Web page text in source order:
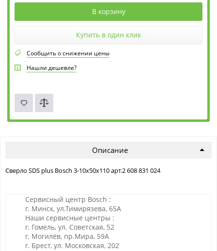
В корзину
Купить в один клик
Сообщить о снижении цены
Нашли дешевле?
Описание
Сверло SDS plus Bosch 3-10х50х110 арт.2 608 831 024
Сервисный центр Bosch :
г. Минск, ул.Тимирязева, 65А
Наши сервисные центры :
г. Гомель, ул. Советская, 52
г. Могилёв, пр.Мира, 59А
г. Брест, ул. Московская, 202